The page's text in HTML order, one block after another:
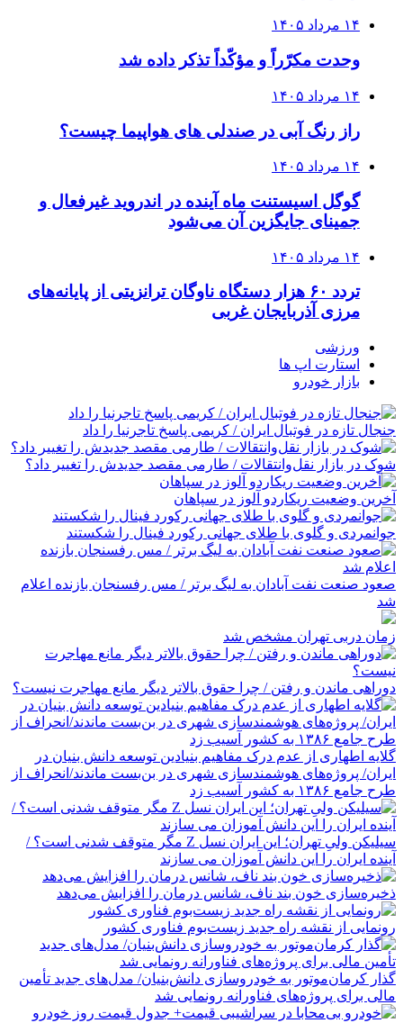
۱۴ مرداد ۱۴۰۵
وحدت مکرّراً و مؤکّداً تذکر داده شد
۱۴ مرداد ۱۴۰۵
راز رنگ آبی در صندلی های هواپیما چیست؟
۱۴ مرداد ۱۴۰۵
گوگل اسیستنت ماه آینده در اندروید غیرفعال و
جمینای جایگزین آن می‌شود
۱۴ مرداد ۱۴۰۵
تردد ۶۰ هزار دستگاه ناوگان ترانزیتی از پایانه‌های
مرزی آذربایجان ‌غربی
ورزشی
استارت اپ ها
بازار خودرو
جنجال تازه در فوتبال ایران / کریمی پاسخ تاجرنیا را داد
شوک در بازار نقل‌وانتقالات / طارمی مقصد جدیدش را تغییر داد؟
آخرین وضعیت ریکاردو آلوز در سپاهان
جوانمردی و گلوی با طلای جهانی رکورد فینال را شکستند
صعود صنعت نفت آبادان به لیگ برتر / مس رفسنجان بازنده اعلام
شد
زمان دربی تهران مشخص شد
دوراهی ماندن و رفتن / چرا حقوق بالاتر دیگر مانع مهاجرت نیست؟
گلایه اطهاری از عدم درک مفاهیم بنیادین توسعه دانش بنیان در
ایران/ پروژه‌های هوشمندسازی شهری در بن‌بست ماندند/انحراف از
طرح جامع ۱۳۸۶ به کشور آسیب زد
سیلیکن ولیِ تهران؛ این ایران نسل Z مگر متوقف شدنی است؟ /
آینده ایران را این دانش آموزان می سازند
ذخیره‌سازی خون بند ناف، شانس درمان را افزایش می‌دهد
رونمایی از نقشه راه جدید زیست‌بوم فناوری کشور
گذار کرمان‌موتور به خودروسازی دانش‌بنیان/ مدل‌های جدید تأمین
مالی برای پروژه‌های فناورانه رونمایی شد